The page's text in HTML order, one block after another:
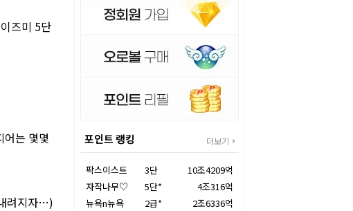
즈미 5단
어는 몇몇
려지자…)
포인트 랭킹 더보기
팍스이스트 3단
10조4209억
자작나무♡
5단*
4조316억
뉴욕n뉴욕
2급*
2조6336억